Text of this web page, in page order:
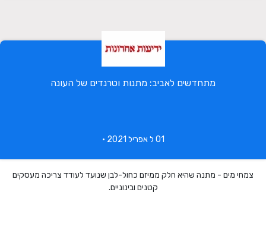
מתחדשים לאביב: מתנות וטרנדים של העונה
צמחי מים - מתנה שהיא חלק ממיזם כחול-לבן שנועד לעודד צריכה מעסקים
קטנים ובינוניים.